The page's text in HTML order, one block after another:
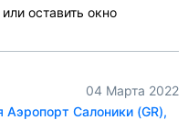
оставить окно
04 Марта 2022
Салоники (GR),